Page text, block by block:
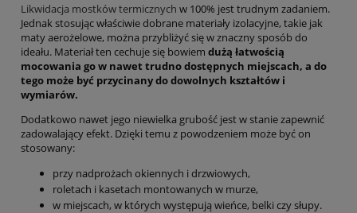
Likwidacja mostków termicznych w 100% jest trudnym zadaniem.
Jednak stosując właściwie dobrane materiały izolacyjne, takie jak
maty aerożelowe, można przybliżyć się w znaczny sposób do
ideału. Materiał ten cechuje się bowiem dużą łatwością
mocowania go w nawet trudno dostępnych miejscach, a do
tego może być przycinany do dowolnych kształtów i
wymiarów.
Dodatkowo nawet jego niewielka grubość jest w stanie zapewnić
zadowalający efekt. Dzięki temu z powodzeniem może być on
stosowany:
przy nadprożach okiennych i drzwiowych,
roletach i kasetach montowanych w murze,
w miejscach, w których występują wieńce, belki czy słupy.